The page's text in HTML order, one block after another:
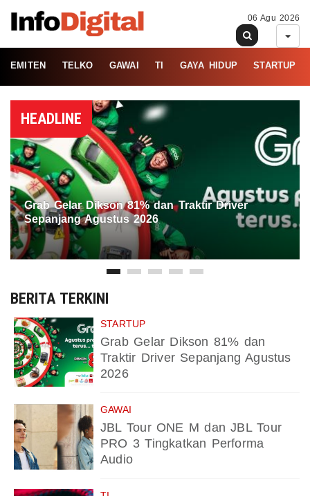
06 Agu 2026
EMITEN TELKO GAWAI TI GAYA HIDUP STARTUP
HEADLINE
Grab Gelar Dikson 81% dan Traktir Driver
Sepanjang Agustus 2026
BERITA TERKINI
STARTUP
Grab Gelar Dikson 81% dan
Traktir Driver Sepanjang Agustus
2026
GAWAI
JBL Tour ONE M dan JBL Tour
PRO 3 Tingkatkan Performa
Audio